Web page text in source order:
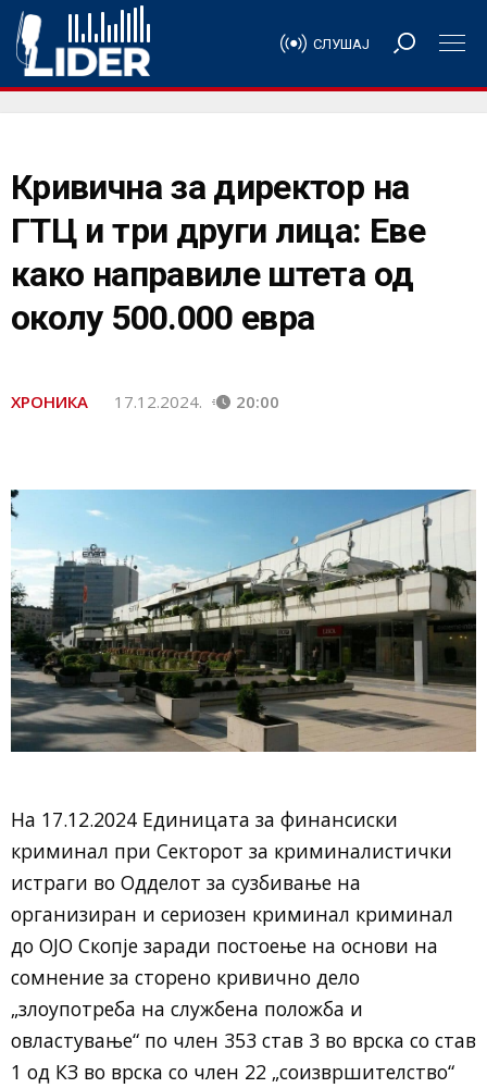
СЛУШАЈ
Кривична за директор на
ГТЦ и три други лица: Еве
како направиле штета од
околу 500.000 евра
ХРОНИКА 17.12.2024. 20:00
На 17.12.2024 Единицата за финансиски
криминал при Секторот за криминалистички
истраги во Одделот за сузбивање на
организиран и сериозен криминал криминал
до ОЈО Скопје заради постоење на основи на
сомнение за сторено кривично дело
„злоупотреба на службена положба и
овластување“ по член 353 став 3 во врска со став
1 од КЗ во врска со член 22 „соизвршителство“